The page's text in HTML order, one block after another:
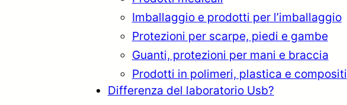
Imballaggio e prodotti per l’imballaggio
Protezioni per scarpe, piedi e gambe
Guanti, protezioni per mani e braccia
Prodotti in polimeri, plastica e compositi
Differenza del laboratorio Usb?
Français Italiano